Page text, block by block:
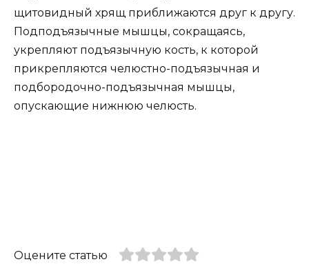
щитовидный хрящ приближаются друг к другу.
Подподъязычные мышцы, сокращаясь,
укрепляют подъязычную кость, к которой
прикрепляются челюстно-подъязычная и
подбородочно-подъязычная мышцы,
опускающие нижнюю челюсть.
Оцените статью